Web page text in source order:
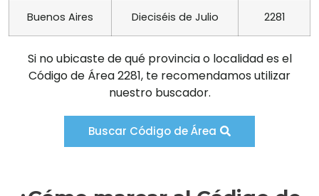
Buenos Aires Dieciséis de Julio 2281
Si no ubicaste de qué provincia o localidad es el
Código de Área 2281, te recomendamos utilizar
nuestro buscador.
Buscar Código de Área